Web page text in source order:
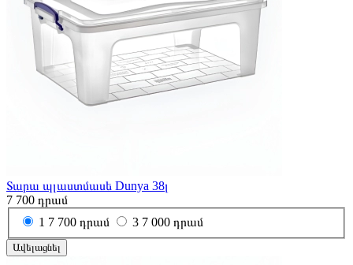
Տարա պլաստմասե Dunya 38լ
7 700 դրամ
1 7 700 դրամ 3 7 000 դրամ
Ավելացնել